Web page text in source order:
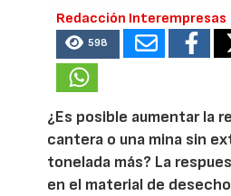
Redacción Interempresas
598
¿Es posible aumentar la
cantera o una mina sin
tonelada más? La
en el material de